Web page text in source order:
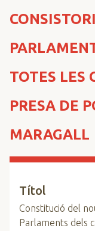
TOTES LES
PRESA DE
MARAGALL
Títol
Constitució del
Parlaments dels